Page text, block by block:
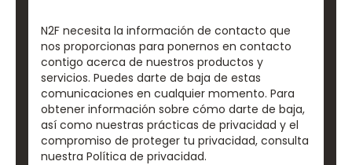
N2F necesita la información de contacto que
nos proporcionas para ponernos en contacto
contigo acerca de nuestros productos y
servicios. Puedes darte de baja de estas
comunicaciones en cualquier momento. Para
obtener información sobre cómo darte de baja,
así como nuestras prácticas de privacidad y el
compromiso de proteger tu privacidad, consulta
nuestra Política de privacidad.